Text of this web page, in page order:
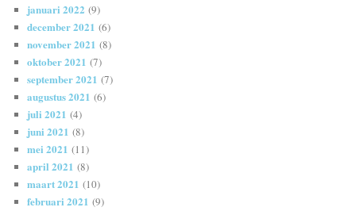
januari 2022 (9)
december 2021 (6)
november 2021 (8)
oktober 2021 (7)
september 2021 (7)
augustus 2021 (6)
juli 2021 (4)
juni 2021 (8)
mei 2021 (11)
april 2021 (8)
maart 2021 (10)
februari 2021 (9)